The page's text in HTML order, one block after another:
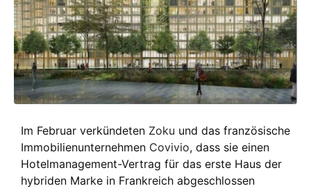
Im Februar verkündeten Zoku und das französische
Immobilienunternehmen Covivio, dass sie einen
Hotelmanagement-Vertrag für das erste Haus der
hybriden Marke in Frankreich abgeschlossen